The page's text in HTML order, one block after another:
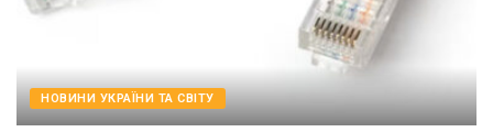
НОВИНИ УКРАЇНИ ТА СВІТУ